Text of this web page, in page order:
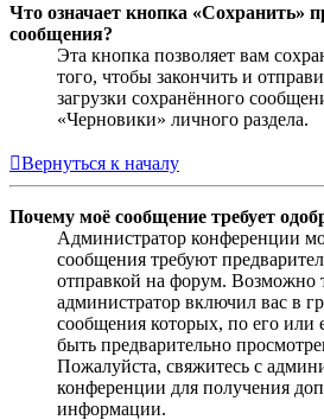
Что означает кнопка «Сохранить»
сообщения?
Эта кнопка позволяет вам
того, чтобы закончить и
загрузки сохранённого
«Черновики» личного раздела.
Вернуться к началу
Почему моё сообщение требует
Администратор конференции
сообщения требуют
отправкой на форум. Возможно
администратор включил вас в
сообщения которых, по его
быть предварительно
Пожалуйста, свяжитесь с
конференции для получения
информации.